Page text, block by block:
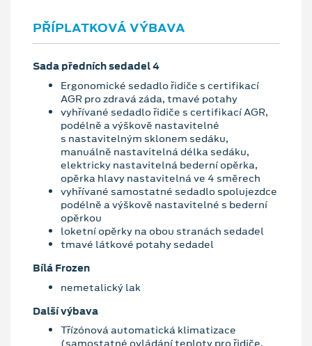
PŘÍPLATKOVÁ VÝBAVA
Sada předních sedadel 4
Ergonomické sedadlo řidiče s certifikací
AGR pro zdravá záda, tmavé potahy
vyhřívané sedadlo řidiče s certifikací AGR,
podélně a výškově nastavitelné
s nastavitelným sklonem sedáku,
manuálně nastavitelná délka sedáku,
elektricky nastavitelná bederní opěrka,
opěrka hlavy nastavitelná ve 4 směrech
vyhřívané samostatné sedadlo spolujezdce
podélně a výškově nastavitelné s bederní
opěrkou
loketní opěrky na obou stranách sedadel
tmavé látkové potahy sedadel
Bílá Frozen
nemetalický lak
Další výbava
Třízónová automatická klimatizace